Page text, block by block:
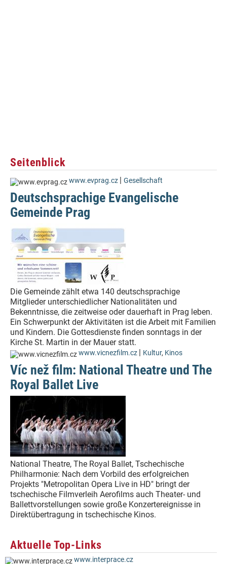
Seitenblick
www.evprag.cz | Gesellschaft
Deutschsprachige Evangelische
Gemeinde Prag
Die Gemeinde zählt etwa 140 deutschsprachige
Mitglieder unterschiedlicher Nationalitäten und
Bekenntnisse, die zeitweise oder dauerhaft in Prag leben.
Ein Schwerpunkt der Aktivitäten ist die Arbeit mit Familien
und Kindern. Die Gottesdienste finden sonntags in der
Kirche St. Martin in der Mauer statt.
www.vicnezfilm.cz | Kultur, Kinos
Víc než film: National Theatre und The
Royal Ballet Live
National Theatre, The Royal Ballet, Tschechische
Philharmonie: Nach dem Vorbild des erfolgreichen
Projekts "Metropolitan Opera Live in HD" bringt der
tschechische Filmverleih Aerofilms auch Theater- und
Ballettvorstellungen sowie große Konzertereignisse in
Direktübertragung in tschechische Kinos.
Aktuelle Top-Links
www.interprace.cz